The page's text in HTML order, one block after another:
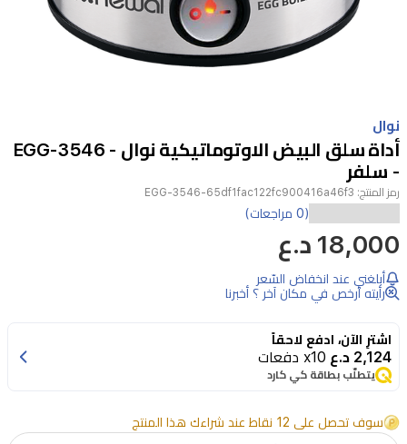
1
of
1
نوال
أداة سلق البيض الاوتوماتيكية نوال - EGG-3546
- سلفر
رمز المنتج: EGG-3546-65df1fac122fc900416a46f3
(0 مراجعات)
18,000 د.ع
أبلغني عند انخفاض السّعر
رأيته أرخص في مكان آخر ؟ أخبرنا
اشترِ الآن، ادفع لاحقاً
2,124 د.ع x10 دفعات
يتطلّب بطاقة كي كارد
سوف تحصل على 12 نقاط عند شراءك هذا المنتج